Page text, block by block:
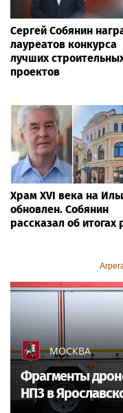
Сергей Собянин
лауреатов конкурса
лучших
проектов
Храм XVI века на
обновлен. Собянин
рассказал об итогах
МОСКВА
Фрагменты
НПЗ в